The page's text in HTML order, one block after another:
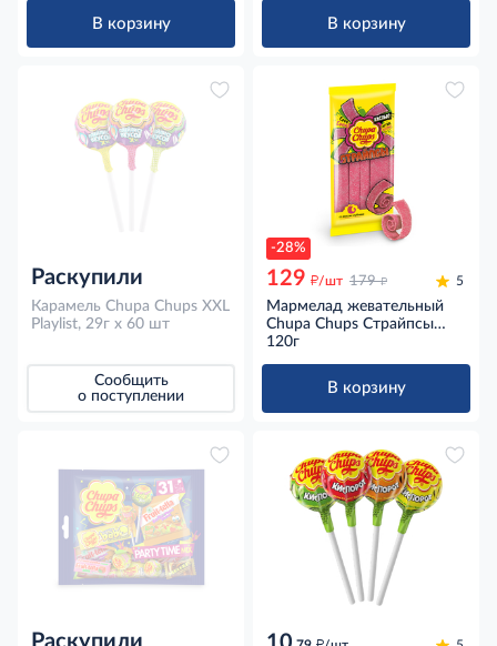
В корзину В корзину
Раскупили
Карамель Chupa Chups XXL
Playlist, 29г x 60 шт
Сообщить
о поступлении
-28%
129 д/шт 179 д 5
Мармелад жевательный
Chupa Chups Страйпсы
кислые со вкусом
120г
В корзину
Раскупили д